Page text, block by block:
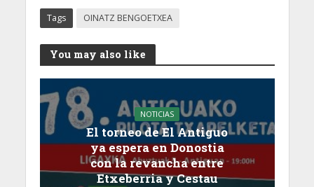
Tags OINATZ BENGOETXEA
You may also like
NOTICIAS
El torneo de El Antiguo
ya espera en Donostia
con la revancha entre
Etxeberria y Cestau